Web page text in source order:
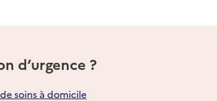
d’urgence ?
soins à domicile